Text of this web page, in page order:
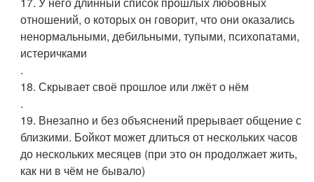
отношений, о которых он говорит, что они оказались
ненормальными, дебильными, тупыми, психопатами,
истеричками
.
18. Скрывает своё прошлое или лжёт о нём
.
19. Внезапно и без объяснений прерывает общение с
близкими. Бойкот может длиться от нескольких часов
до нескольких месяцев (при это он продолжает жить,
как ни в чём не бывало)